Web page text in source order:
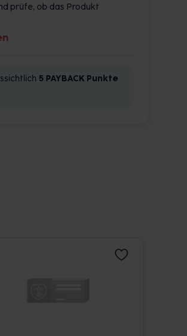
prüfe, ob das Produkt
5 PAYBACK Punkte